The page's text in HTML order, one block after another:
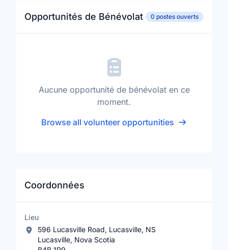
Opportunités de Bénévolat 0 postes ouverts
Aucune opportunité de bénévolat en ce
moment.
Browse all volunteer opportunities
Coordonnées
Lieu
596 Lucasville Road, Lucasville, NS
Lucasville, Nova Scotia